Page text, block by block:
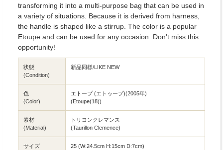
transforming it into a multi-purpose bag that can be used in
a variety of situations. Because it is derived from harness,
the handle is shaped like a stirrup. The color is a popular
Etoupe and can be used for any occasion. Don't miss this
opportunity!
状態
(Condition)
新品同様/LIKE NEW
色
(Color)
エトープ (エトゥープ)(2005年)
(Etoupe(18))
素材
(Material)
トリヨンクレマンス
(Taurillon Clemence)
サイズ
25 (W:24.5cm H:15cm D:7cm)